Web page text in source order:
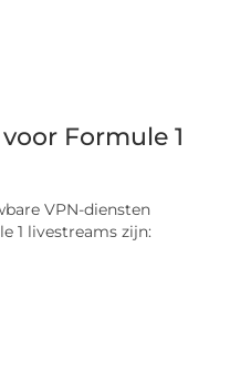
Formule 1
VPN-diensten
1 livestreams zijn: